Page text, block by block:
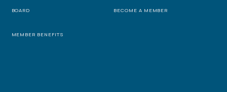
BOARD BECOME A MEMBER
MEMBER BENEFITS